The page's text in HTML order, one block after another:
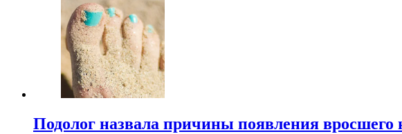
Подолог назвала причины появления вросшего